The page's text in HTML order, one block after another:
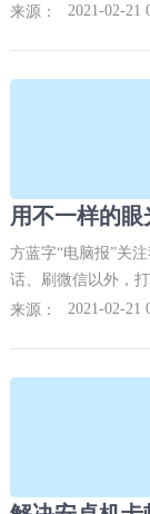
来源：
2021-02-21
方蓝字“电脑报”关
话、刷微信以外，
过，若是手机规格
来源： 2021-02-21